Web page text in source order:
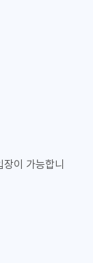
이 가능합니